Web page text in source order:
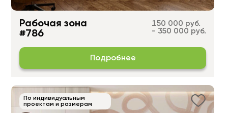
Рабочая зона
#786
150 000 руб.
- 350 000 руб.
Подробнее
По индивидуальным
проектам и размерам